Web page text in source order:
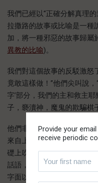
我們已經以“正確分解真理
拉撒路的故事或比喻是一種
加，將一種邪惡的故事歸屬
異教的比喻)。
我們對這個故事的反駁激怒
竟敢這樣做！”他們尖叫說
字’部分，我們的主和救主
子，褻瀆神，魔鬼的欺騙棋
他們非常自信。為什麼如此
來自上帝的風(屬靈的真理)
礎上吹走人的結構，暴露虛
話語，我們擾亂了數百萬人
字面以及所謂的正典經文的
Provide your
receive periodic